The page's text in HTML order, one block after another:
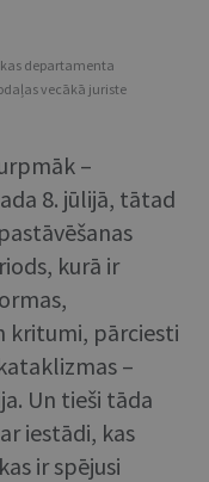
departamenta
vecākā juriste
–
8. jūlijā, tātad
kurā ir
kritumi, pārciesti
–
Un tieši tāda
iestādi, kas
ir spējusi